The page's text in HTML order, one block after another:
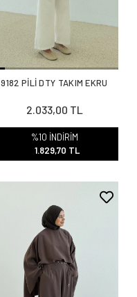
9182 PİLİ DTY TAKIM EKRU
2.033,00 TL
%10 İNDİRİM
1.829,70 TL